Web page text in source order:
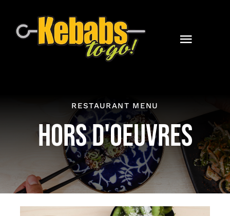
content
Toggle
Online Orders
RESTAURANT MENU
HORS D'OEUVRES